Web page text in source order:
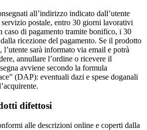
all’indirizzo indicato dall’utente
postale, entro 30 giorni lavorativi
caso di pagamento tramite bonifico, i 30
ricezione del pagamento. Se il prodotto
l’utente sarà informato via email e potrà
annullare l’ordine o ricevere il
avviene secondo la formula
(DAP): eventuali dazi e spese doganali
difettosi
alle descrizioni online e coperti dalla